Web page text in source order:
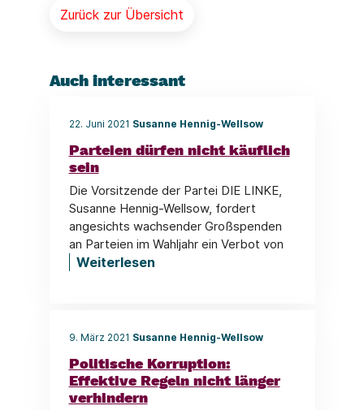
Zurück zur Übersicht
Auch interessant
22. Juni 2021 Susanne Hennig-Wellsow
Parteien dürfen nicht käuflich
sein
Die Vorsitzende der Partei DIE LINKE,
Susanne Hennig-Wellsow, fordert
angesichts wachsender Großspenden
an Parteien im Wahljahr ein Verbot von
Weiterlesen
9. März 2021 Susanne Hennig-Wellsow
Politische Korruption:
Effektive Regeln nicht länger
verhindern